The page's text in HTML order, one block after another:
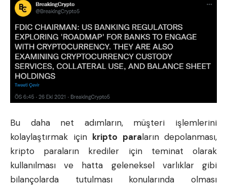
Bu daha net adımların, müşteri işlemlerini
kolaylaştırmak için kripto paraların depolanması,
kripto paraların krediler için teminat olarak
kullanılması ve hatta geleneksel varlıklar gibi
bilançolarda tutulması konularında olması